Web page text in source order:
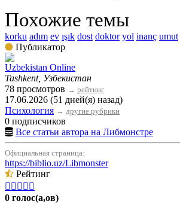
Похожие темы
korku adım ev ışık dost doktor yol inanç umut
Публикатор
Uzbekistan Online
Tashkent, Узбекистан
78 просмотров → рейтинг
17.06.2026 (51 дней(я) назад)
Психология → другие рубрики
0 подписчиков
Все статьи автора на Либмонстре
Официальная страница:
https://biblio.uz/Libmonster
Рейтинг
    
0 голос(а,ов)